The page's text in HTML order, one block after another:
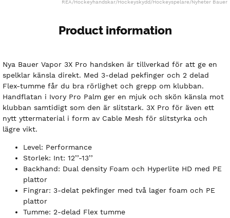
REA/Hockeyhandskar/Hockeyskydd/Hockeyspelare/Nyheter Bauer
Product information
Nya Bauer Vapor 3X Pro handsken är tillverkad för att ge en
spelklar känsla direkt. Med 3-delad pekfinger och 2 delad
Flex-tumme får du bra rörlighet och grepp om klubban.
Handflatan i Ivory Pro Palm ger en mjuk och skön känsla mot
klubban samtidigt som den är slitstark. 3X Pro för även ett
nytt yttermaterial i form av Cable Mesh för slitstyrka och
lägre vikt.
Level: Performance
Storlek: Int: 12’’-13’’
Backhand: Dual density Foam och Hyperlite HD med PE
plattor
Fingrar: 3-delat pekfinger med två lager foam och PE
plattor
Tumme: 2-delad Flex tumme